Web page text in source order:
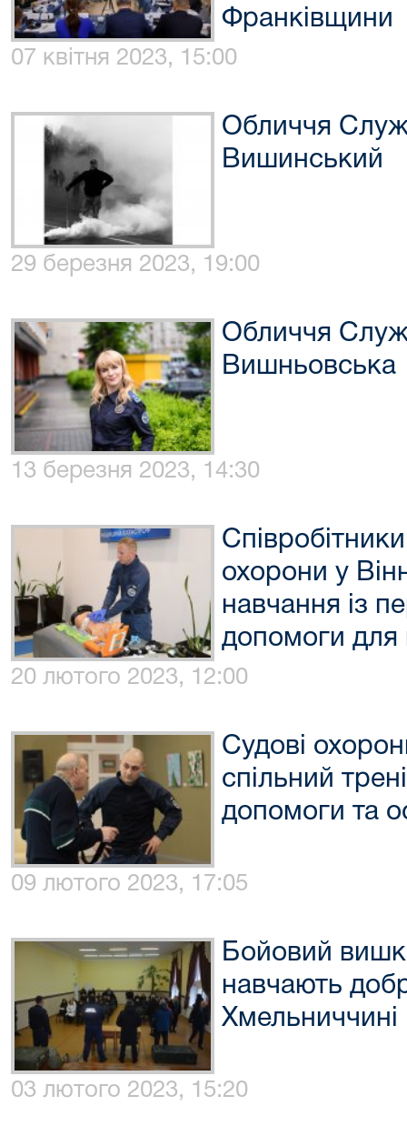
Франківщини
07 квітня 2023, 15:00
Обличчя
Вишинський
29 березня 2023, 19:00
Обличчя
Вишньовська
13 березня 2023, 14:30
охорони у
навчання із
допомоги для
20 лютого 2023, 12:00
Судові
спільний
допомоги та
09 лютого 2023, 17:05
Бойовий
навчають
Хмельниччині
03 лютого 2023, 15:20